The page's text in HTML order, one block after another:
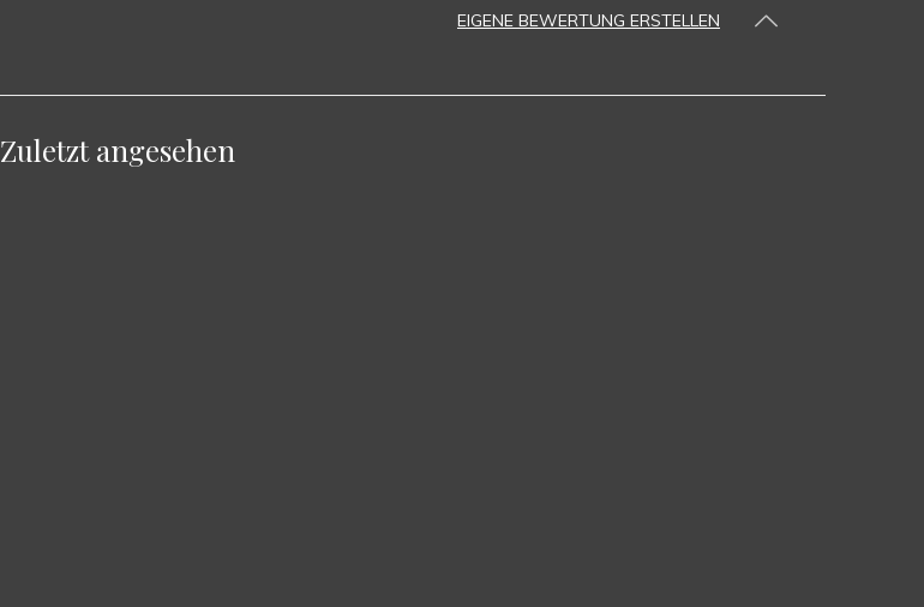
EIGENE BEWERTUNG ERSTELLEN
Zuletzt angesehen